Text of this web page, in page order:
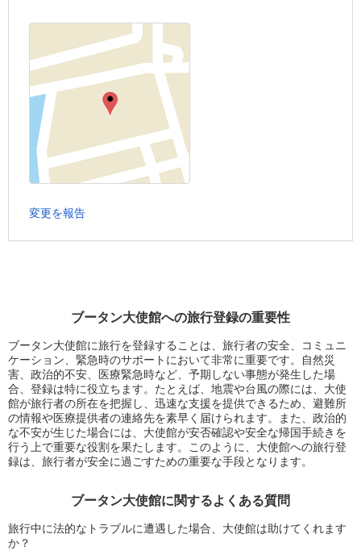
ブータン大使館への旅行登録の重要性
ブータン大使館に旅行を登録することは、旅行者の安全、コミュニ
ケーション、緊急時のサポートにおいて非常に重要です。自然災
害、政治的不安、医療緊急時など、予期しない事態が発生した場
合、登録は特に役立ちます。たとえば、地震や台風の際には、大使
館が旅行者の所在を把握し、迅速な支援を提供できるため、避難所
の情報や医療提供者の連絡先を素早く届けられます。また、政治的
な不安が生じた場合には、大使館が安否確認や安全な帰国手続きを
行う上で重要な役割を果たします。このように、大使館への旅行登
録は、旅行者が安全に過ごすための重要な手段となります。
ブータン大使館に関するよくある質問
旅行中に法的なトラブルに遭遇した場合、大使館は助けてくれます
か？
変更を報告